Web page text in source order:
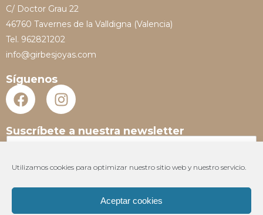
Utilizamos cookies para optimizar nuestro sitio web y nuestro servicio.
Aceptar cookies
C/ Doctor Grau 22
46760 Tavernes de la Valldigna (Valencia)
Tel. 962821202
info@girbesjoyas.com
Síguenos
Suscríbete a nuestra newsletter
N
m
m